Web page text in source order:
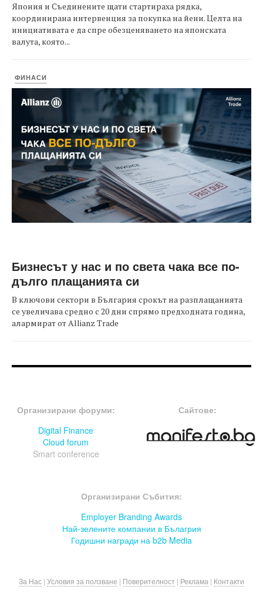
Япония и Съединените щати стартираха рядка,
координирана интервенция за покупка на йени. Целта на
инициативата е да спре обезценяването на японската
валута, която...
ФИНАСИ
Бизнесът у нас и по света чака все по-
дълго плащанията си
В ключови сектори в България срокът на разплащанията
се увеличава средно с 20 дни спрямо предходната година,
алармират от Allianz Trade
Организирани форуми:
Digital Finance
Cloud forum
Smart conference
Сайтове:
Организирани Събития:
Employer Branding Awards
Най-зелените компании в Бълагрия
Годишни награди на b2b Media
За Нас | Условия за ползване | Поверителност | Реклама | Контакти